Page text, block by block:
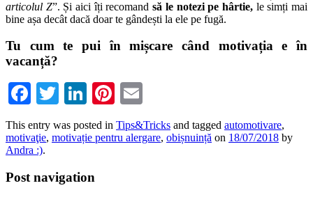
articolul Z”. Și aici îți recomandsă le notezi pe hârtie,le simți mai
bine așa decât dacă doar te gândești la ele pe fugă.
Tu cum te pui în mișcare când motivația e în
vacanță?
Facebook
TwitterLinkedIn
Pinterest
This entry was posted in Tips&Tricks and tagged automotivare,
motivaţie, motivație pentru alergare, obișnuință on 18/07/2018 by
Andra :).
Post navigation